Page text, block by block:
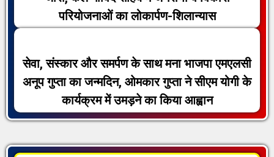
परियोजनाओं का लोकार्पण-शिलान्यास
सेवा, संस्कार और समर्पण के साथ मना भाजपा एमएलसी
अनूप गुप्ता का जन्मदिन, ओमकार गुप्ता ने सीएम योगी के
कार्यक्रम में उमड़ने का किया आह्वान